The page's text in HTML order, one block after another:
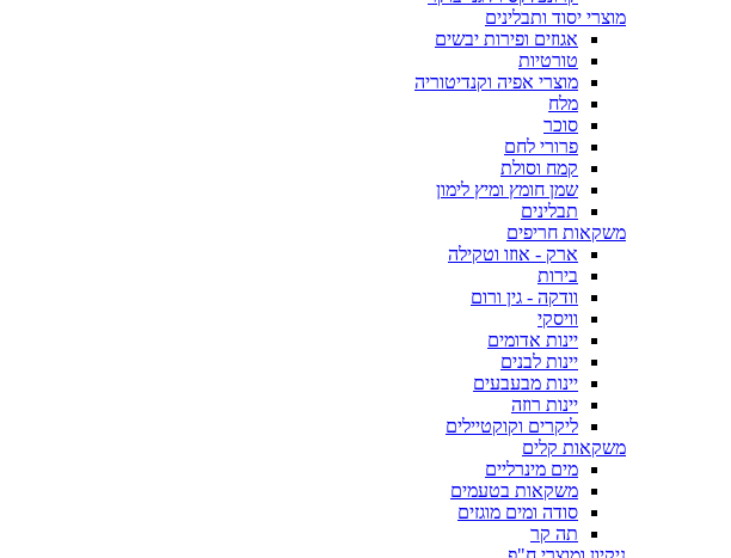
מוצרי יסוד ותבלינים
אגוזים ופירות יבשים
טורטיות
מוצרי אפיה וקנדיטוריה
מלח
סוכר
פרורי לחם
קמח וסולת
שמן חומץ ומיץ לימון
תבלינים
משקאות חריפים
ארק - אוזו וטקילה
בירות
וודקה - גין ורום
וויסקי
יינות אדומים
יינות לבנים
יינות מבעבעים
יינות רוזה
ליקרים וקוקטיילים
משקאות קלים
מים מינרליים
משקאות בטעמים
סודה ומים מוגזים
תה קר